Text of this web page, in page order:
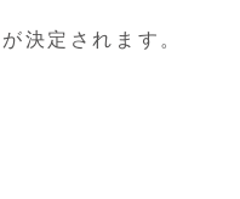
決定されます。